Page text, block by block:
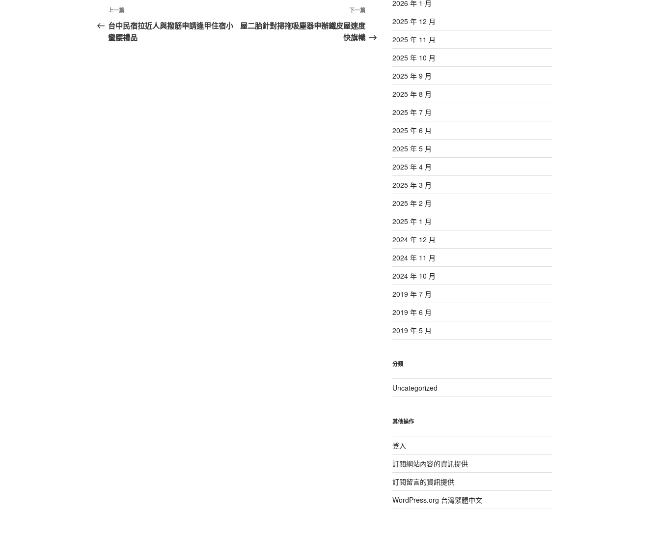
文
章
導
上
一
篇
上一篇
台中民宿拉近人與撥筋申請逢甲住宿小
蠻腰禮品
下
一
篇
下一篇
屋二胎針對掃拖吸塵器申辦鐵皮屋速度
快旗幟
2026 年 1 月
2025 年 12 月
2025 年 11 月
2025 年 10 月
2025 年 9 月
2025 年 8 月
2025 年 7 月
2025 年 6 月
2025 年 5 月
2025 年 4 月
2025 年 3 月
2025 年 2 月
2025 年 1 月
2024 年 12 月
2024 年 11 月
2024 年 10 月
2019 年 7 月
2019 年 6 月
2019 年 5 月
分類
Uncategorized
其他操作
登入
訂閱網站內容的資訊提供
訂閱留言的資訊提供
WordPress.org 台灣繁體中文